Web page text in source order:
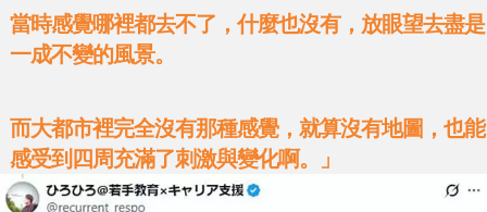
當時感覺哪裡都去不了，什麼也沒有，放眼望去盡是
一成不變的風景。
而大都市裡完全沒有那種感覺，就算沒有地圖，也能
感受到四周充滿了刺激與變化啊。」